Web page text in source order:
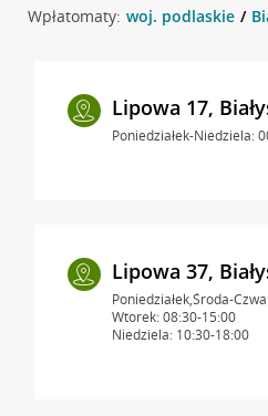
Wpłatomaty: woj. podlaskie
Lipowa 17,
Poniedziałek-Niedziela:
Lipowa 37,
Poniedziałek,Środa-
Wtorek: 08:30-15:00
Niedziela: 10:30-18:00